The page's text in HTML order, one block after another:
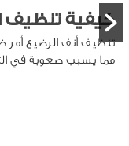
كيفية تنظيف
تنظيف أنف الرضيع أمر
مما يسبب صعوبة في